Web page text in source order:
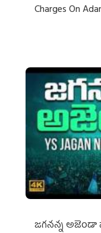
Charges On
జగనన్న అజెండా